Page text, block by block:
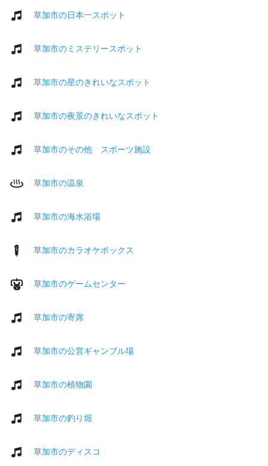
草加市の日本一スポット
草加市のミステリースポット
草加市の星のきれいなスポット
草加市の夜景のきれいなスポット
草加市のその他 スポーツ施設
草加市の温泉
草加市の海水浴場
草加市のカラオケボックス
草加市のゲームセンター
草加市の寄席
草加市の公営ギャンブル場
草加市の植物園
草加市の釣り堀
草加市のディスコ